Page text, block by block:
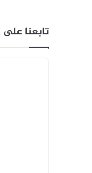
تابعنا على X (تويتر)